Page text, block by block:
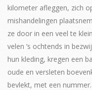
kilometer afleggen, zich
mishandelingen
ze door in een veel te
velen ’s ochtends in
hun kleding, kregen een
oude en versleten
bevlekt, met een